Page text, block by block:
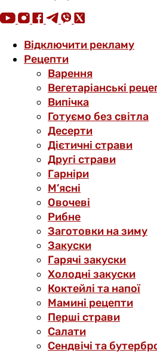
Відключити рекламу
Рецепти
Варення
Вегетаріанські
Випічка
Готуємо без світла
Десерти
Дієтичні страви
Другі страви
Гарніри
М’ясні
Овочеві
Рибне
Заготовки на зиму
Закуски
Гарячі закуски
Холодні закуски
Коктейлі та напої
Мамині рецепти
Перші страви
Салати
Сендвічі та